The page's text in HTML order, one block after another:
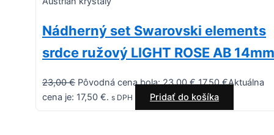
Nádherný set Swarovski elements
srdce ružový LIGHT ROSE AB 14mm
23,00€ Pôvodná cena bola: 23,00 €.17,50€Aktuálna
cena je: 17,50 €. s DPH Pridať do košíka